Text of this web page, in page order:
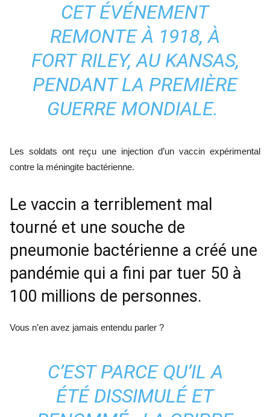
CET ÉVÉNEMENT
REMONTE À 1918, À
FORT RILEY, AU KANSAS,
PENDANT LA PREMIÈRE
GUERRE MONDIALE.
Les soldats ont reçu une injection d’un vaccin expérimental
contre la méningite bactérienne.
Le vaccin a terriblement mal
tourné et une souche de
pneumonie bactérienne a créé une
pandémie qui a fini par tuer 50 à
100 millions de personnes.
Vous n’en avez jamais entendu parler ?
C’EST PARCE QU’IL A
ÉTÉ DISSIMULÉ ET